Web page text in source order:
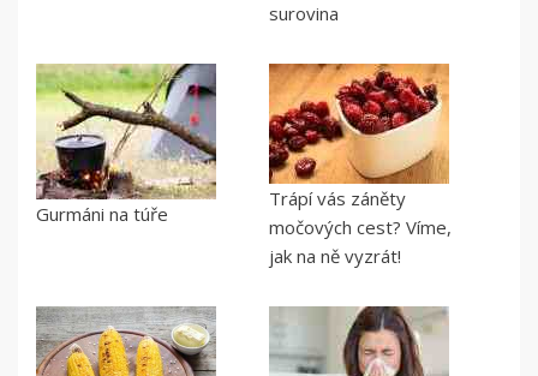
surovina
Gurmáni na túře
Trápí vás záněty
močových cest? Víme,
jak na ně vyzrát!